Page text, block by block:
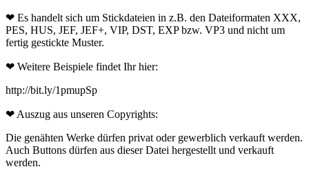
❤ Es handelt sich um Stickdateien in z.B. den Dateiformaten XXX,
PES, HUS, JEF, JEF+, VIP, DST, EXP bzw. VP3 und nicht um
fertig gestickte Muster.
❤ Weitere Beispiele findet Ihr hier:
http://bit.ly/1pmupSp
❤ Auszug aus unseren Copyrights:
Die genähten Werke dürfen privat oder gewerblich verkauft werden.
Auch Buttons dürfen aus dieser Datei hergestellt und verkauft
werden.